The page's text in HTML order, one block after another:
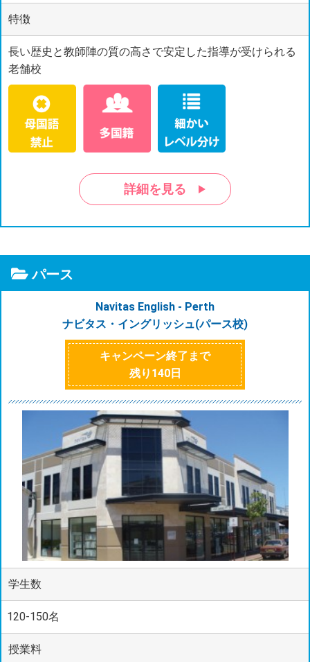
特徴
長い歴史と教師陣の質の高さで安定した指導が受けられる
老舗校
詳細を見る
パース
Navitas English - Perth
ナビタス・イングリッシュ(パース校)
キャンペーン終了まで
残り 140日
学生数
120-150名
授業料